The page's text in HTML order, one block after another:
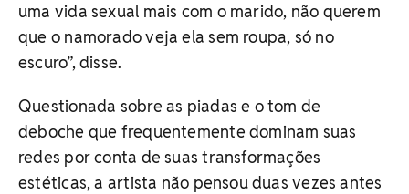
uma vida sexual mais com o marido, não querem
que o namorado veja ela sem roupa, só no
escuro”, disse.
Questionada sobre as piadas e o tom de
deboche que frequentemente dominam suas
redes por conta de suas transformações
estéticas, a artista não pensou duas vezes antes